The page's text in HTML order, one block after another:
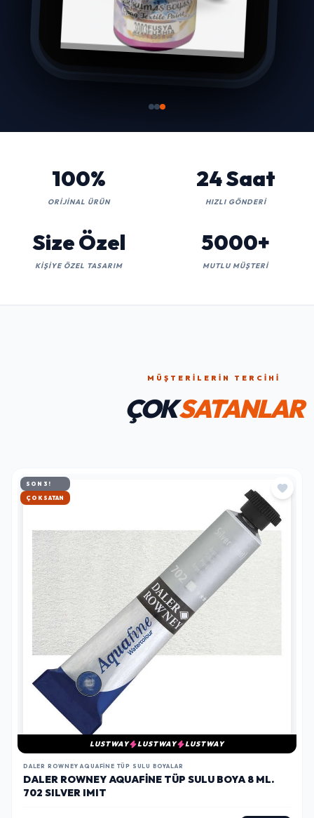
100%
ORIJINAL ÜRÜN
24 Saat
HIZLI GÖNDERI
Size Özel
KIŞIYE ÖZEL TASARIM
5000+
MUTLU MÜŞTERI
MÜŞTERILERIN TERCIHI
ÇOKSATANLAR
SON 3!
HIZLI KARGO
LUSTWAY LUSTWAY LUSTWAY
DALER ROWNEY AQUAFINE TÜP SULU BOYALAR
DALER ROWNEY AQUAFINE TÜP SULU BOYA 8 ML.
702 SILVER IMIT